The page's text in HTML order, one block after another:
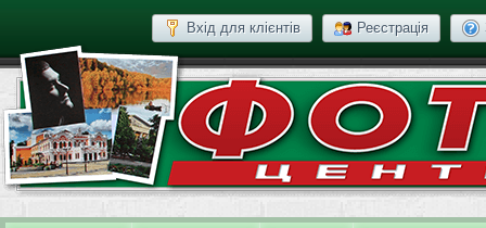
Вхід для клієнтів Реєстрація